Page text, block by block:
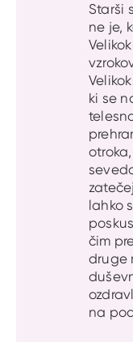
Starši
ne je,
ki se
lahko
čim
druge
na